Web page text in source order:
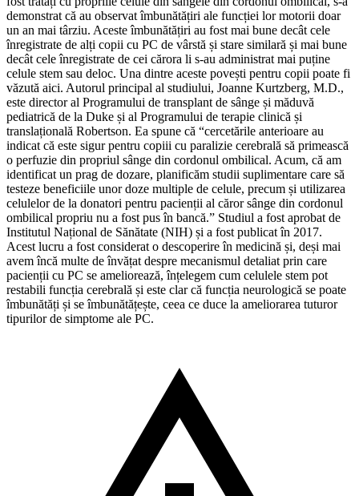
demonstrat că au observat îmbunătățiri ale funcției lor motorii doar
un an mai târziu. Aceste îmbunătățiri au fost mai bune decât cele
înregistrate de alți copii cu PC de vârstă și stare similară și mai bune
decât cele înregistrate de cei cărora li s-au administrat mai puține
celule stem sau deloc. Una dintre aceste povești pentru copii poate fi
văzută aici. Autorul principal al studiului, Joanne Kurtzberg, M.D.,
este director al Programului de transplant de sânge și măduvă
pediatrică de la Duke și al Programului de terapie clinică și
translațională Robertson. Ea spune că “cercetările anterioare au
indicat că este sigur pentru copiii cu paralizie cerebrală să primească
o perfuzie din propriul sânge din cordonul ombilical. Acum, că am
identificat un prag de dozare, planificăm studii suplimentare care să
testeze beneficiile unor doze multiple de celule, precum și utilizarea
celulelor de la donatori pentru pacienții al căror sânge din cordonul
ombilical propriu nu a fost pus în bancă.” Studiul a fost aprobat de
Institutul Național de Sănătate (NIH) și a fost publicat în 2017.
Acest lucru a fost considerat o descoperire în medicină și, deși mai
avem încă multe de învățat despre mecanismul detaliat prin care
pacienții cu PC se ameliorează, înțelegem cum celulele stem pot
restabili funcția cerebrală și este clar că funcția neurologică se poate
îmbunătăți și se îmbunătățește, ceea ce duce la ameliorarea tuturor
tipurilor de simptome ale PC.